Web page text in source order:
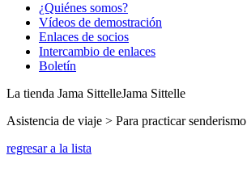
¿Quiénes somos?
Vídeos de demostración
Enlaces de socios
Intercambio de enlaces
Boletín
La tienda Jama SittelleJama Sittelle
Asistencia de viaje > Para practicar senderismo
regresar a la lista